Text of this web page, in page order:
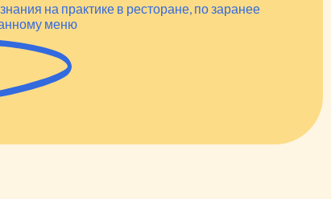
на практике в ресторане, по заранее
меню